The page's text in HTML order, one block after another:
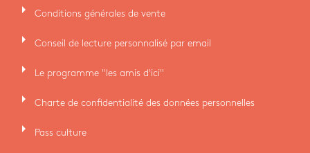
arrow_right Conditions générales de vente
arrow_right Conseil de lecture personnalisé par email
arrow_right Le programme "les amis d'ici"
arrow_right Charte de confidentialité des données personnelles
arrow_right Pass culture